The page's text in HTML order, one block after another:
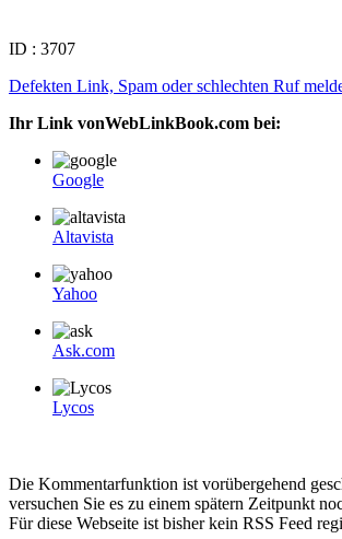
ID : 3707
Defekten Link, Spam oder schlechten Ruf
Ihr Link vonWebLinkBook.com bei:
Google
Altavista
Yahoo
Ask.com
Lycos
Die Kommentarfunktion ist vorübergehend
versuchen Sie es zu einem spätern Zeitpunkt
Für diese Webseite ist bisher kein RSS Feed